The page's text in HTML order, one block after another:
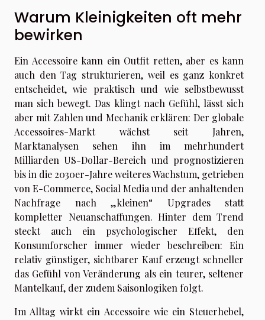
Warum Kleinigkeiten oft mehr
bewirken
Ein Accessoire kann ein Outfit retten, aber es kann
auch den Tag strukturieren, weil es ganz konkret
entscheidet, wie praktisch und wie selbstbewusst
man sich bewegt. Das klingt nach Gefühl, lässt sich
aber mit Zahlen und Mechanik erklären: Der globale
Accessoires-Markt wächst seit Jahren,
Marktanalysen sehen ihn im mehrhundert
Milliarden US-Dollar-Bereich und prognostizieren
bis in die 2030er-Jahre weiteres Wachstum, getrieben
von E-Commerce, Social Media und der anhaltenden
Nachfrage nach „kleinen“ Upgrades statt
kompletter Neuanschaffungen. Hinter dem Trend
steckt auch ein psychologischer Effekt, den
Konsumforscher immer wieder beschreiben: Ein
relativ günstiger, sichtbarer Kauf erzeugt schneller
das Gefühl von Veränderung als ein teurer, seltener
Mantelkauf, der zudem Saisonlogiken folgt.
Im Alltag wirkt ein Accessoire wie ein Steuerhebel,